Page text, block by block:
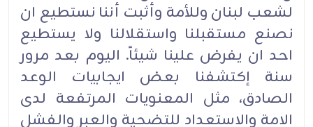
لشعب لبنان وللأمة وأثبت أننا نستطيع ان
نصنع مستقبلنا واستقلالنا ولا يستطيع
احد ان يفرض علينا شيئاً. اليوم بعد مرور
سنة إكتشفنا بعض ايجابيات الوعد
الصادق، مثل المعنويات المرتفعة لدى
الامة والاستعداد للتضحية والعبر والفشل